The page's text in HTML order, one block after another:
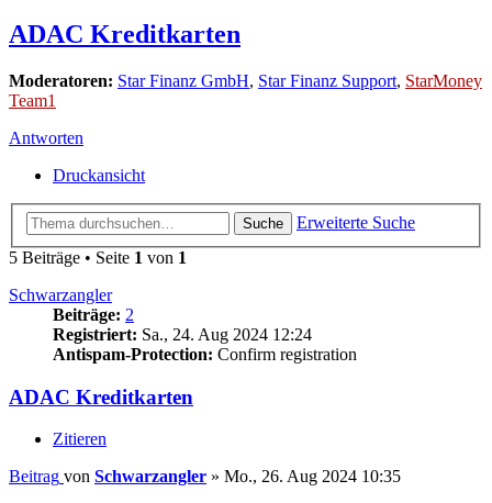
ADAC Kreditkarten
Moderatoren: Star Finanz GmbH, Star Finanz Support, StarMoney
Team1
Antworten
Druckansicht
Suche
Erweiterte Suche
5 Beiträge • Seite 1 von 1
Schwarzangler
Beiträge: 2
Registriert: Sa., 24. Aug 2024 12:24
Antispam-Protection: Confirm registration
ADAC Kreditkarten
Zitieren
Beitrag von Schwarzangler » Mo., 26. Aug 2024 10:35